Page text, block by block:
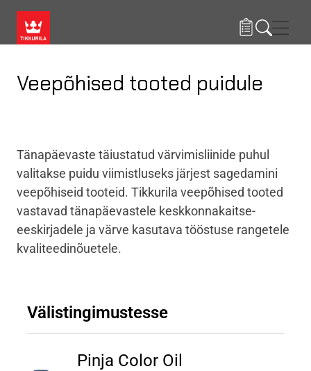
Veepõhised tooted puidule
Tänapäevaste täiustatud värvimisliinide puhul
valitakse puidu viimistluseks järjest sagedamini
veepõhiseid tooteid. Tikkurila veepõhised tooted
vastavad tänapäevastele keskkonnakaitse-
eeskirjadele ja värve kasutava tööstuse rangetele
kvaliteedinõuetele.
Välistingimustesse
Pinja Color Oil